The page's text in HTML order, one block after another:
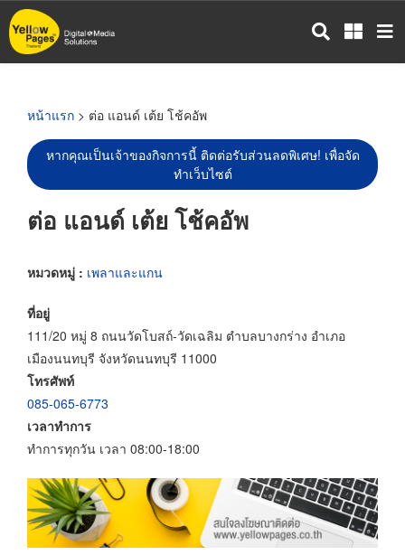
ข้าม
ไป
หน้าแรก > ต่อ แอนด์ เต้ย โช้คอัพ
หากคุณเป็นเจ้าของกิจการนี้ ติดต่อรับส่วนลดพิเศษ! เพื่อจัด
ทำเว็บไซต์
ต่อ แอนด์ เต้ย โช้คอัพ
หมวดหมู่ : เพลาและแกน
ที่อยู่
111/20 หมู่ 8 ถนนวัดโบสถ์-วัดเฉลิม ตำบลบางกร่าง อำเภอ
เมืองนนทบุรี จังหวัดนนทบุรี 11000
โทรศัพท์
085-065-6773
เวลาทำการ
ทำการทุกวัน เวลา 08:00-18:00